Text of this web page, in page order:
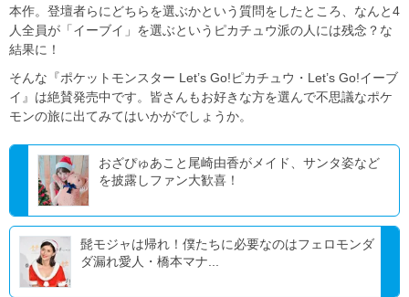
本作。登壇者らにどちらを選ぶかという質問をしたところ、なんと4
人全員が「イーブイ」を選ぶというピカチュウ派の人には残念？な
結果に！
そんな『ポケットモンスター Let’s Go!ピカチュウ・Let’s Go!イーブ
イ』は絶賛発売中です。皆さんもお好きな方を選んで不思議なポケ
モンの旅に出てみてはいかがでしょうか。
おざぴゅあこと尾崎由香がメイド、サンタ姿など
を披露しファン大歓喜！
髭モジャは帰れ！僕たちに必要なのはフェロモンダ
ダ漏れ愛人・橋本マナ...